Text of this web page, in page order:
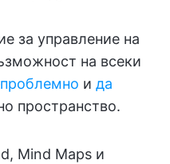
за управление на
на всеки
и да
пространство.
Mind Maps и